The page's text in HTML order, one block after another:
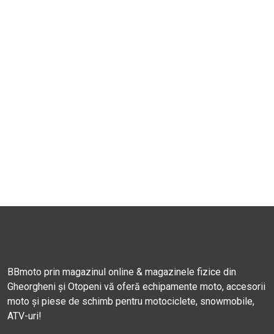
BBmoto prin magazinul online & magazinele fizice din
Gheorgheni și Otopeni vă oferă echipamente moto, accesorii
moto și piese de schimb pentru motociclete, snowmobile,
ATV-uri!